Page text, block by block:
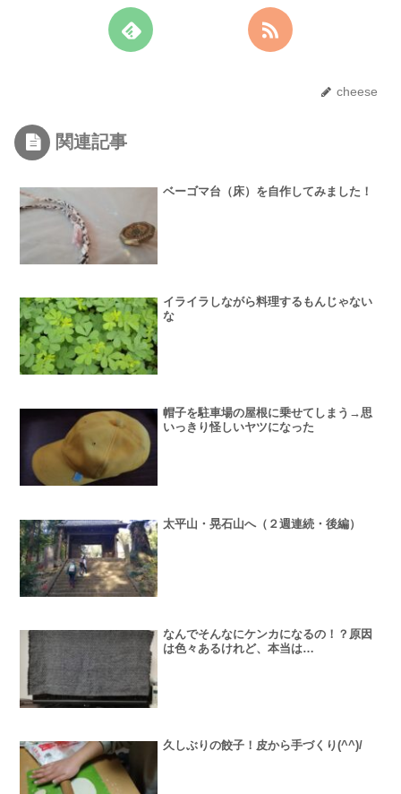
cheese
関連記事
ベーゴマ台（床）を自作してみました！
イライラしながら料理するもんじゃない
な
帽子を駐車場の屋根に乗せてしまう→思
いっきり怪しいヤツになった
太平山・晃石山へ（２週連続・後編）
なんでそんなにケンカになるの！？原因
は色々あるけれど、本当は…
久しぶりの餃子！皮から手づくり(^^)/